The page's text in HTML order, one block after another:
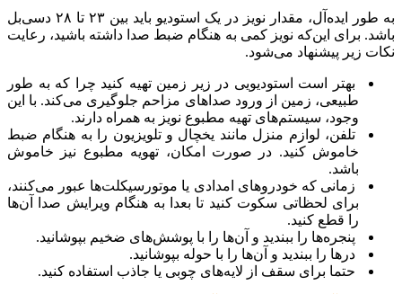
به طور ایده‌آل، مقدار نویز در یک استودیو باید بین ۲۳ تا ۲۸ دسی‌بل
باشد. برای این‌که نویز کمی به هنگام ضبط صدا داشته باشید، رعایت
نکات زیر پیشنهاد می‌شود.
بهتر است استودیویی در زیر زمین تهیه کنید چرا که به طور
طبیعی، زمین از ورود صداهای مزاحم جلوگیری می‌کند. با این
وجود، سیستم‌های تهیه مطبوع نویز به همراه دارند.
تلفن، لوازم منزل مانند یخچال و تلویزیون را به هنگام ضبط
خاموش کنید. در صورت امکان، تهویه مطبوع نیز خاموش
باشد.
زمانی که خودروهای امدادی یا موتورسیکلت‌ها عبور می‌کنند،
برای لحظاتی سکوت کنید تا بعدا به هنگام ویرایش صدا آن‌ها
را قطع کنید.
پنجره‌ها را ببندید و آن‌ها را با پوشش‌های ضخیم بپوشانید.
درها را ببندید و آن‌ها را با حوله بپوشانید.
حتما برای سقف از لایه‌های چوبی یا جاذب استفاده کنید.